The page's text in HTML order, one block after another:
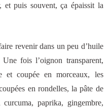
et puis souvent, ça épaissit la
revenir dans un peu d’huile
fois l’oignon transparent,
et coupée en morceaux, les
en rondelles, la pâte de
paprika, gingembre,